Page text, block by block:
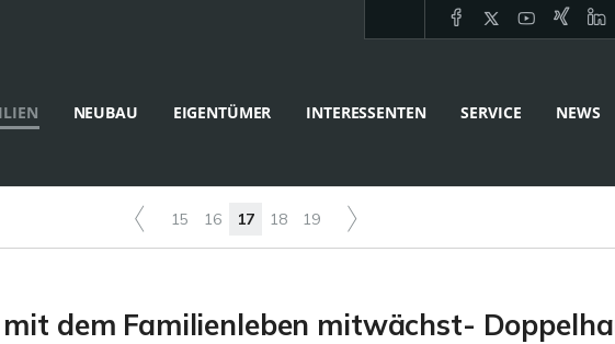
NEUBAU EIGENTÜMER INTERESSENTEN SERVICE NEWS
15 16 17 18 19
mit dem Familienleben mitwächst-